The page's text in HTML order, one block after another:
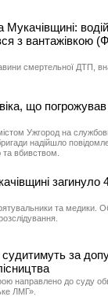
з вантажівкою
смертельної ДТП,
що погрожував
Ужгород на
надійшло
вбивством.
рятувальники та медики.
за
направлено до суду
ЛМГ».